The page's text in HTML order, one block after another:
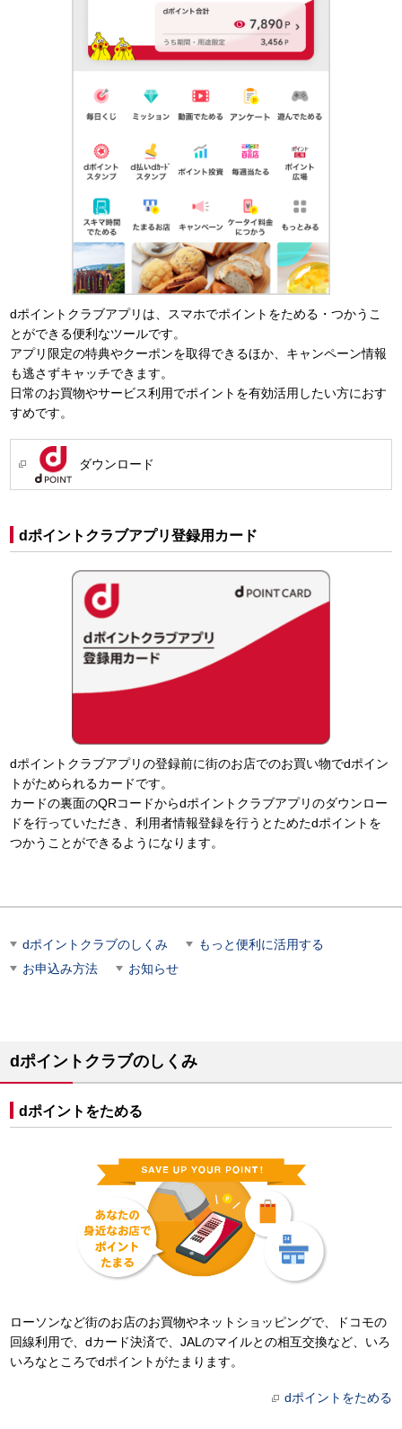
dポイントクラブアプリは、スマホでポイントをためる・つかうこ
とができる便利なツールです。
アプリ限定の特典やクーポンを取得できるほか、キャンペーン情報
も逃さずキャッチできます。
日常のお買物やサービス利用でポイントを有効活用したい方におす
すめです。
ダウンロード
dポイントクラブアプリ登録用カード
dポイントクラブアプリの登録前に街のお店でのお買い物でdポイン
トがためられるカードです。
カードの裏面のQRコードからdポイントクラブアプリのダウンロー
ドを行っていただき、利用者情報登録を行うとためたdポイントを
つかうことができるようになります。
dポイントクラブのしくみ
もっと便利に活用する
お申込み方法
お知らせ
dポイントクラブのしくみ
dポイントをためる
ローソンなど街のお店のお買物やネットショッピングで、ドコモの
回線利用で、dカード決済で、JALのマイルとの相互交換など、いろ
いろなところでdポイントがたまります。
dポイントをためる